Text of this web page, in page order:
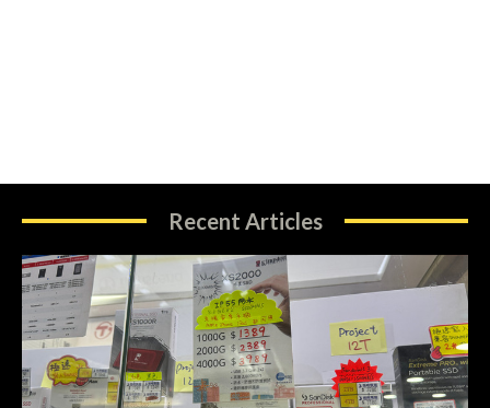
Recent Articles